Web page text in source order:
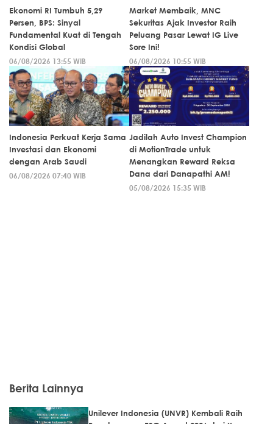
Ekonomi RI Tumbuh 5,29
Persen, BPS: Sinyal
Fundamental Kuat di Tengah
Kondisi Global
06/08/2026 13:55 WIB
Market Membaik, MNC
Sekuritas Ajak Investor Raih
Peluang Pasar Lewat IG Live
Sore Ini!
06/08/2026 10:55 WIB
Indonesia Perkuat Kerja Sama
Investasi dan Ekonomi
dengan Arab Saudi
06/08/2026 07:40 WIB
Jadilah Auto Invest Champion
di MotionTrade untuk
Menangkan Reward Reksa
Dana dari Danapathi AM!
05/08/2026 15:35 WIB
Berita Lainnya
Unilever Indonesia (UNVR) Kembali Raih